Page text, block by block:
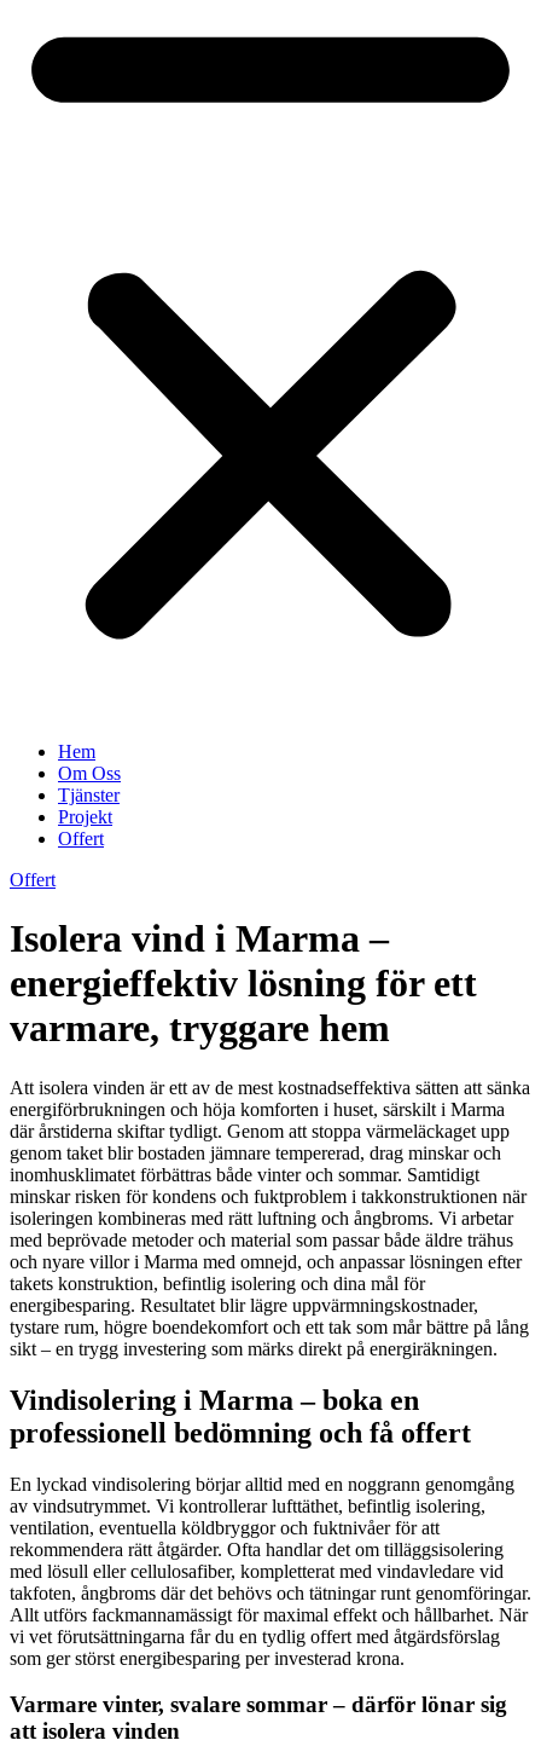
Hem
Om Oss
Tjänster
Projekt
Offert
Offert
Isolera vind i Marma –
energieffektiv lösning för ett
varmare, tryggare hem
Att isolera vinden är ett av de mest kostnadseffektiva sätten att sänka
energiförbrukningen och höja komforten i huset, särskilt i Marma
där årstiderna skiftar tydligt. Genom att stoppa värmeläckaget upp
genom taket blir bostaden jämnare tempererad, drag minskar och
inomhusklimatet förbättras både vinter och sommar. Samtidigt
minskar risken för kondens och fuktproblem i takkonstruktionen när
isoleringen kombineras med rätt luftning och ångbroms. Vi arbetar
med beprövade metoder och material som passar både äldre trähus
och nyare villor i Marma med omnejd, och anpassar lösningen efter
takets konstruktion, befintlig isolering och dina mål för
energibesparing. Resultatet blir lägre uppvärmningskostnader,
tystare rum, högre boendekomfort och ett tak som mår bättre på lång
sikt – en trygg investering som märks direkt på energiräkningen.
Vindisolering i Marma – boka en
professionell bedömning och få offert
En lyckad vindisolering börjar alltid med en noggrann genomgång
av vindsutrymmet. Vi kontrollerar lufttäthet, befintlig isolering,
ventilation, eventuella köldbryggor och fuktnivåer för att
rekommendera rätt åtgärder. Ofta handlar det om tilläggsisolering
med lösull eller cellulosafiber, kompletterat med vindavledare vid
takfoten, ångbroms där det behövs och tätningar runt genomföringar.
Allt utförs fackmannamässigt för maximal effekt och hållbarhet. När
vi vet förutsättningarna får du en tydlig offert med åtgärdsförslag
som ger störst energibesparing per investerad krona.
Varmare vinter, svalare sommar – därför lönar sig
att isolera vinden